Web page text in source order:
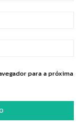
para a próxima